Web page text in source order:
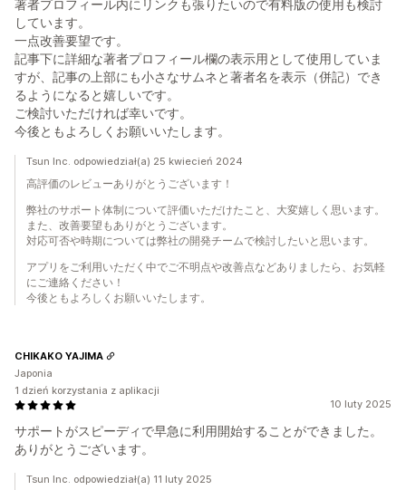
著者プロフィール内にリンクも張りたいので有料版の使用も検討
しています。
一点改善要望です。
記事下に詳細な著者プロフィール欄の表示用として使用していま
すが、記事の上部にも小さなサムネと著者名を表示（併記）でき
るようになると嬉しいです。
ご検討いただければ幸いです。
今後ともよろしくお願いいたします。
Tsun Inc. odpowiedział(a) 25 kwiecień 2024
高評価のレビューありがとうございます！
弊社のサポート体制について評価いただけたこと、大変嬉しく思います。
また、改善要望もありがとうございます。
対応可否や時期については弊社の開発チームで検討したいと思います。
アプリをご利用いただく中でご不明点や改善点などありましたら、お気軽
にご連絡ください！
今後ともよろしくお願いいたします。
10 luty 2025
サポートがスピーディで早急に利用開始することができました。
ありがとうございます。
CHIKAKO YAJIMA
Japonia
1 dzień korzystania z aplikacji
Tsun Inc. odpowiedział(a) 11 luty 2025